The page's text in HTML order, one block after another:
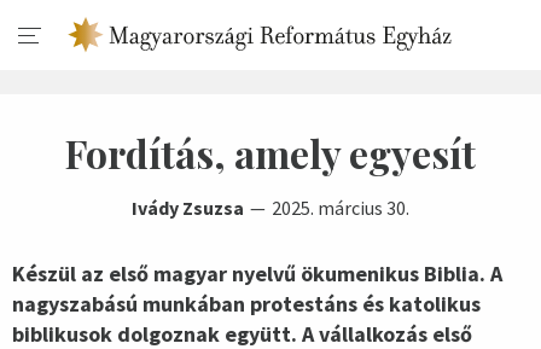
Fordítás, amely egyesít
Ivády Zsuzsa 2025. március 30.
Készül az első magyar nyelvű ökumenikus Biblia. A
nagyszabású munkában protestáns és katolikus
biblikusok dolgoznak együtt. A vállalkozás első